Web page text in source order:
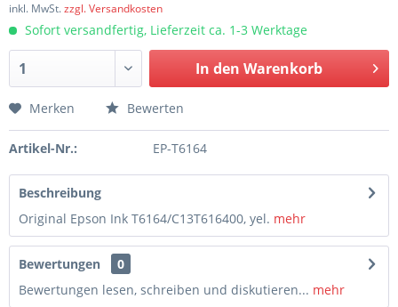
inkl. MwSt.zzgl. Versandkosten
Sofort versandfertig, Lieferzeit ca. 1-3 Werktage
In den Warenkorb
Merken Bewerten
Artikel-Nr.: EP-T6164
Beschreibung
Original Epson Ink T6164/C13T616400, yel. mehr
Bewertungen
0
Bewertungen lesen, schreiben und diskutieren... mehr